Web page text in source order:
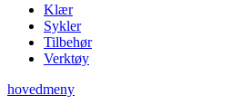
Klær
Sykler
Tilbehør
Verktøy
hovedmeny